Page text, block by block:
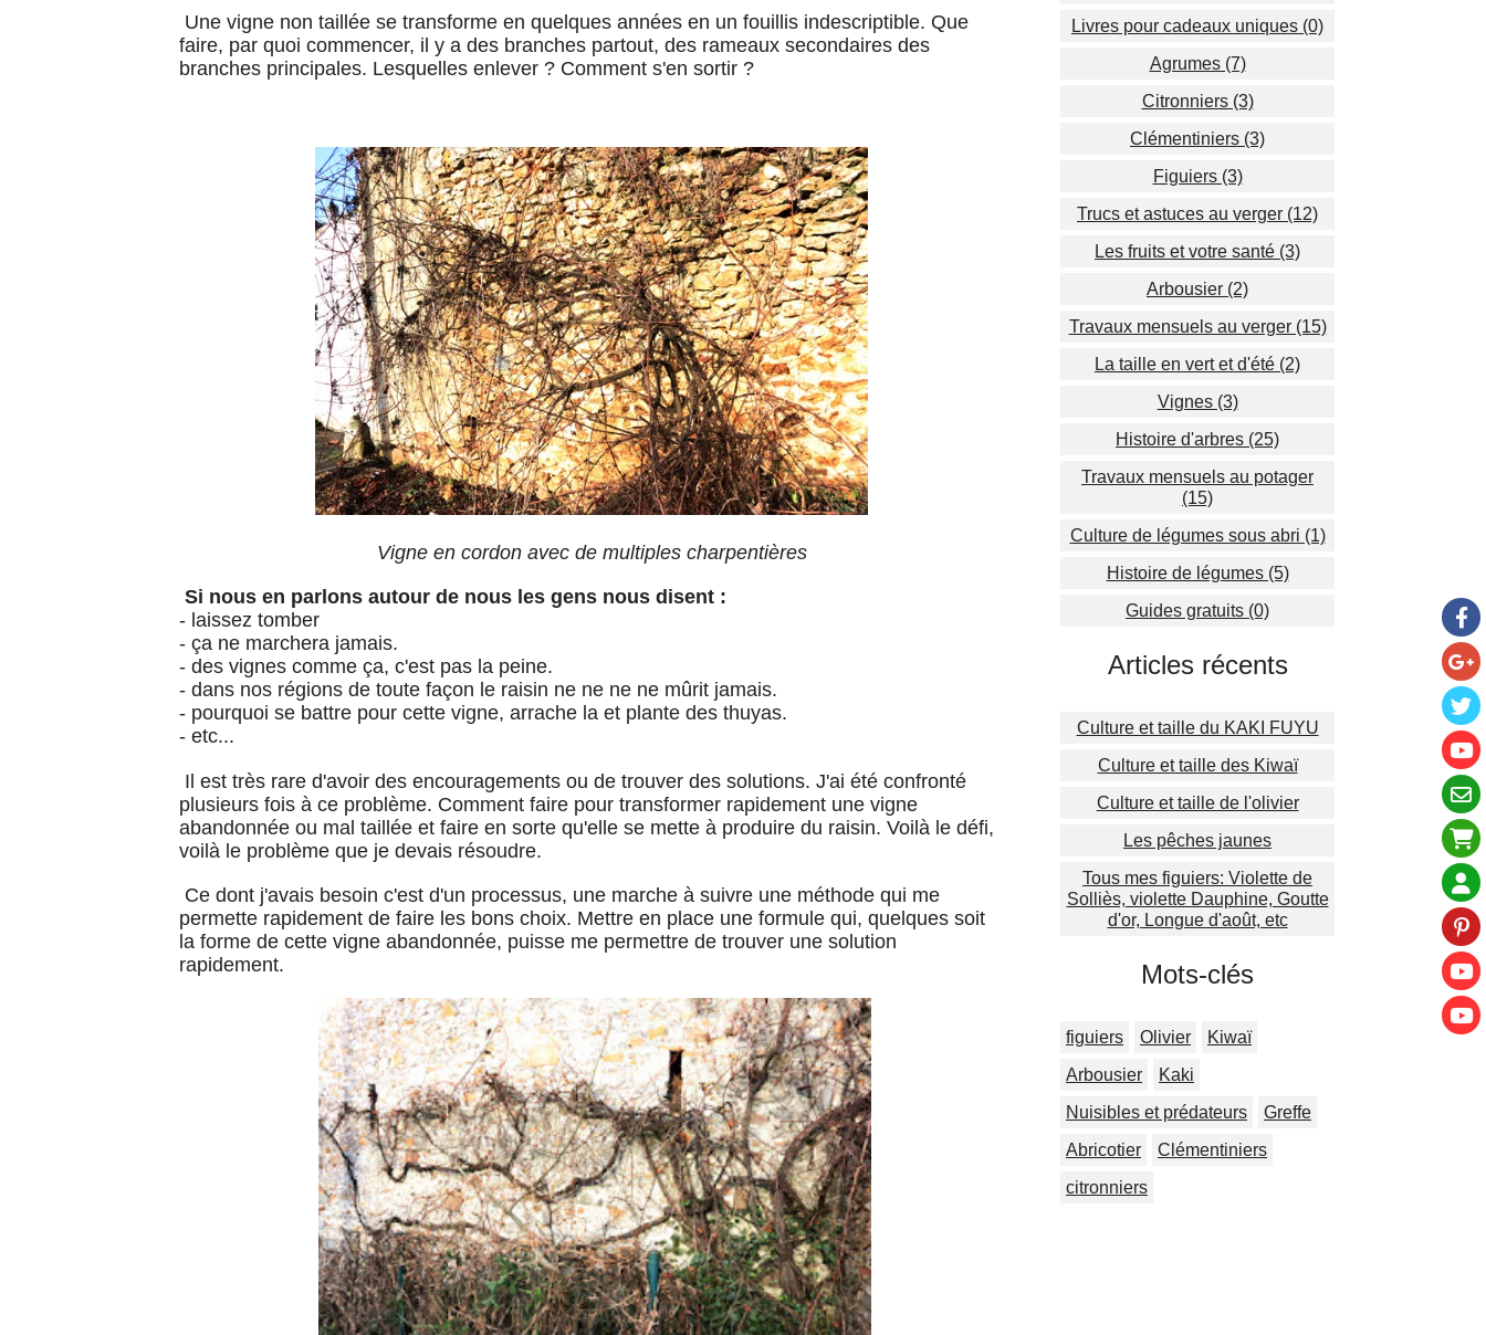
Une vigne non taillée se transforme en quelques années en un fouillis indescriptible. Que
faire, par quoi commencer, il y a des branches partout, des rameaux secondaires des
branches principales. Lesquelles enlever ? Comment s'en sortir ?
Vigne en cordon avec de multiples charpentières
Si nous en parlons autour de nous les gens nous disent :
- laissez tomber
- ça ne marchera jamais.
- des vignes comme ça, c'est pas la peine.
- dans nos régions de toute façon le raisin ne ne ne ne mûrit jamais.
- pourquoi se battre pour cette vigne, arrache la et plante des thuyas.
- etc...
Il est très rare d'avoir des encouragements ou de trouver des solutions. J'ai été confronté
plusieurs fois à ce problème. Comment faire pour transformer rapidement une vigne
abandonnée ou mal taillée et faire en sorte qu'elle se mette à produire du raisin. Voilà le défi,
voilà le problème que je devais résoudre.
Ce dont j'avais besoin c'est d'un processus, une marche à suivre une méthode qui me
permette rapidement de faire les bons choix. Mettre en place une formule qui, quelques soit
la forme de cette vigne abandonnée, puisse me permettre de trouver une solution
rapidement.
Livres pour cadeaux uniques (0)
Agrumes (7)
Citronniers (3)
Clémentiniers (3)
Figuiers (3)
Trucs et astuces au verger (12)
Les fruits et votre santé (3)
Arbousier (2)
Travaux mensuels au verger (15)
La taille en vert et d'été (2)
Vignes (3)
Histoire d'arbres (25)
Travaux mensuels au potager
(15)
Culture de légumes sous abri (1)
Histoire de légumes (5)
Guides gratuits (0)
Articles récents
Culture et taille du KAKI FUYU
Culture et taille des Kiwaï
Culture et taille de l'olivier
Les pêches jaunes
Tous mes figuiers: Violette de
Solliès, violette Dauphine, Goutte
d'or, Longue d'août, etc
Mots-clés
figuiers Olivier
Kiwaï
Arbousier
Kaki
Nuisibles et prédateurs
Greffe
Abricotier
Clémentiniers
citronniers